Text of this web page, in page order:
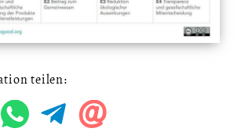
teilen: